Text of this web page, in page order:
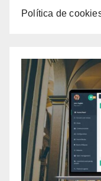
Política de